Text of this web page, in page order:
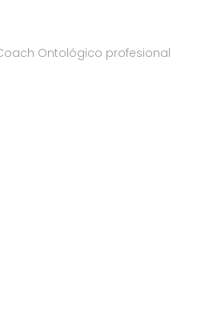
Ontológico profesional